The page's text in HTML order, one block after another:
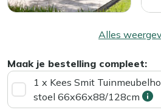
Alles
Maak je bestelling compleet:
1 x Kees Smit
stoel 66x66x88/128cm